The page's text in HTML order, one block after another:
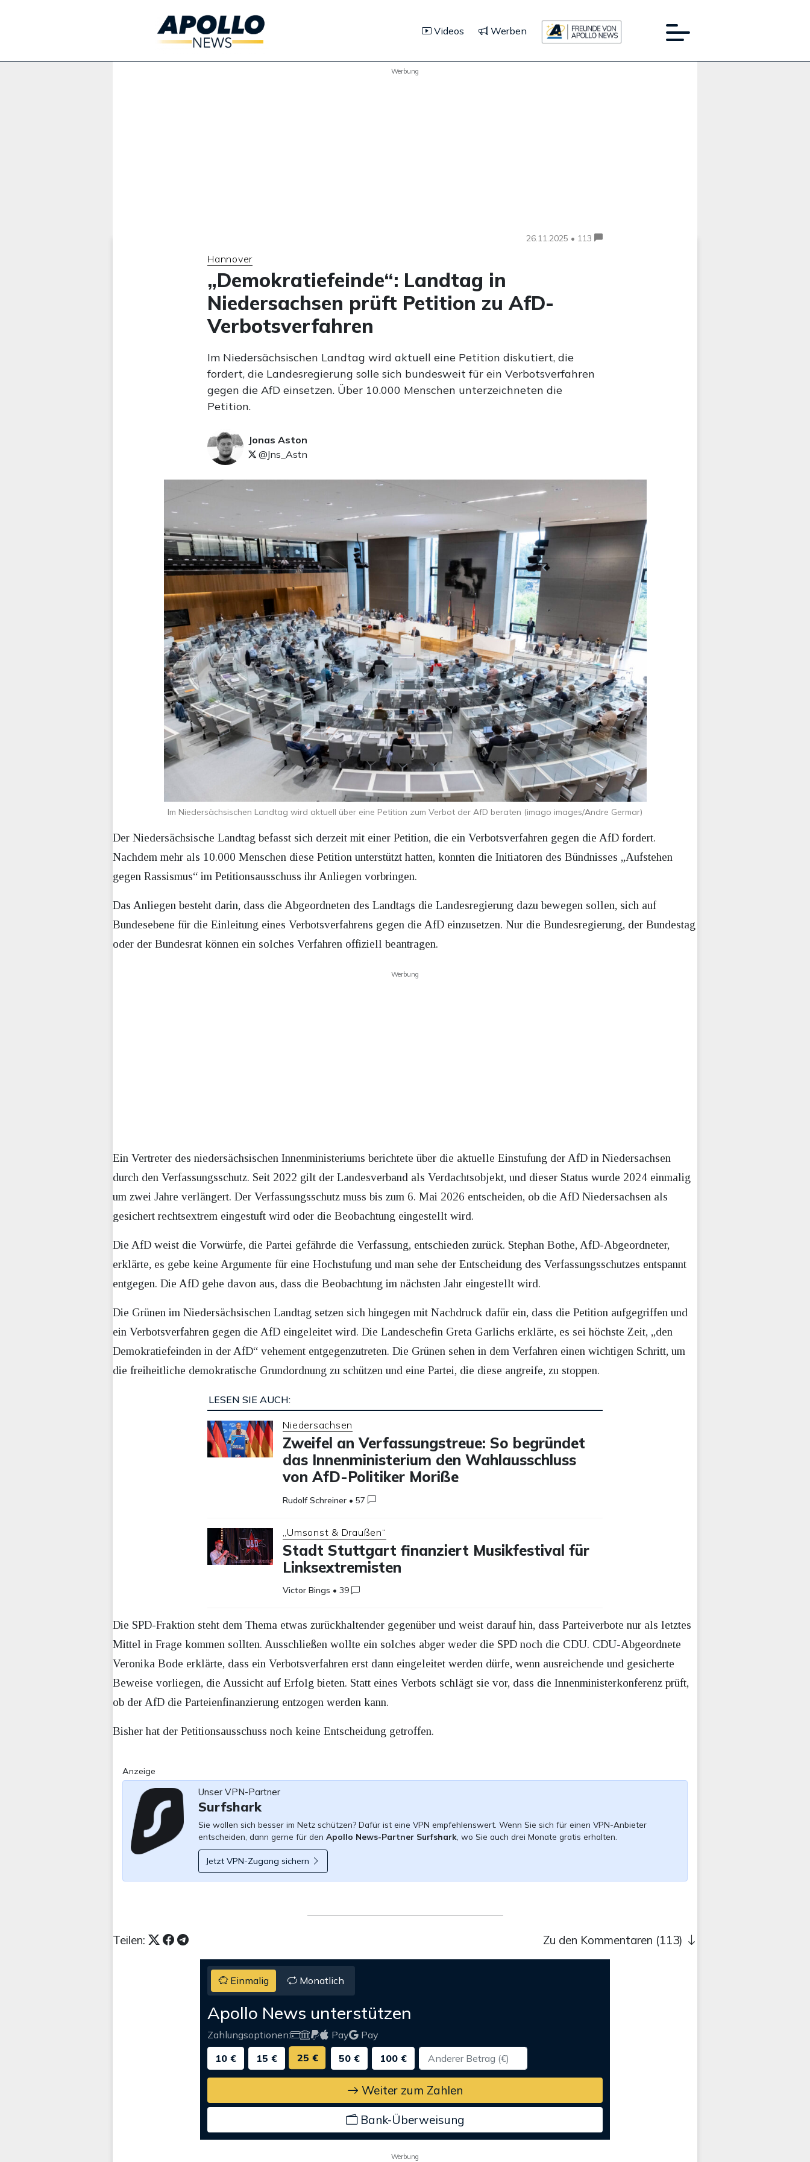
Videos Werben
Werbung
26.11.2025 • 113
Hannover
„Demokratiefeinde“: Landtag in
Niedersachsen prüft Petition zu AfD-
Verbotsverfahren
Im Niedersächsischen Landtag wird aktuell eine Petition diskutiert, die
fordert, die Landesregierung solle sich bundesweit für ein Verbotsverfahren
gegen die AfD einsetzen. Über 10.000 Menschen unterzeichneten die
Petition.
Jonas Aston
@Jns_Astn
Im Niedersächsischen Landtag wird aktuell über eine Petition zum Verbot der AfD beraten (imago images/Andre Germar)
Der Niedersächsische Landtag befasst sich derzeit mit einer Petition, die ein Verbotsverfahren gegen die AfD fordert.
Nachdem mehr als 10.000 Menschen diese Petition unterstützt hatten, konnten die Initiatoren des Bündnisses „Aufstehen
gegen Rassismus“ im Petitionsausschuss ihr Anliegen vorbringen.
Das Anliegen besteht darin, dass die Abgeordneten des Landtags die Landesregierung dazu bewegen sollen, sich auf
Bundesebene für die Einleitung eines Verbotsverfahrens gegen die AfD einzusetzen. Nur die Bundesregierung, der Bundestag
oder der Bundesrat können ein solches Verfahren offiziell beantragen.
Werbung
Ein Vertreter des niedersächsischen Innenministeriums berichtete über die aktuelle Einstufung der AfD in Niedersachsen
durch den Verfassungsschutz. Seit 2022 gilt der Landesverband als Verdachtsobjekt, und dieser Status wurde 2024 einmalig
um zwei Jahre verlängert. Der Verfassungsschutz muss bis zum 6. Mai 2026 entscheiden, ob die AfD Niedersachsen als
gesichert rechtsextrem eingestuft wird oder die Beobachtung eingestellt wird.
Die AfD weist die Vorwürfe, die Partei gefährde die Verfassung, entschieden zurück. Stephan Bothe, AfD-Abgeordneter,
erklärte, es gebe keine Argumente für eine Hochstufung und man sehe der Entscheidung des Verfassungsschutzes entspannt
entgegen. Die AfD gehe davon aus, dass die Beobachtung im nächsten Jahr eingestellt wird.
Die Grünen im Niedersächsischen Landtag setzen sich hingegen mit Nachdruck dafür ein, dass die Petition aufgegriffen und
ein Verbotsverfahren gegen die AfD eingeleitet wird. Die Landeschefin Greta Garlichs erklärte, es sei höchste Zeit, „den
Demokratiefeinden in der AfD“ vehement entgegenzutreten. Die Grünen sehen in dem Verfahren einen wichtigen Schritt, um
die freiheitliche demokratische Grundordnung zu schützen und eine Partei, die diese angreife, zu stoppen.
LESEN SIE AUCH:
Niedersachsen
Zweifel an Verfassungstreue: So begründet
das Innenministerium den Wahlausschluss
von AfD-Politiker Moriße
Rudolf Schreiner •57
„Umsonst & Draußen“
Stadt Stuttgart finanziert Musikfestival für
Linksextremisten
Victor Bings •39
Die SPD-Fraktion steht dem Thema etwas zurückhaltender gegenüber und weist darauf hin, dass Parteiverbote nur als letztes
Mittel in Frage kommen sollten. Ausschließen wollte ein solches abger weder die SPD noch die CDU. CDU-Abgeordnete
Veronika Bode erklärte, dass ein Verbotsverfahren erst dann eingeleitet werden dürfe, wenn ausreichende und gesicherte
Beweise vorliegen, die Aussicht auf Erfolg bieten. Statt eines Verbots schlägt sie vor, dass die Innenministerkonferenz prüft,
ob der AfD die Parteienfinanzierung entzogen werden kann.
Bisher hat der Petitionsausschuss noch keine Entscheidung getroffen.
Anzeige
Unser VPN-Partner
Surfshark
Sie wollen sich besser im Netz schützen? Dafür ist eine VPN empfehlenswert. Wenn Sie sich für einen VPN-Anbieter
entscheiden, dann gerne für den Apollo News-Partner Surfshark, wo Sie auch drei Monate gratis erhalten.
Jetzt VPN-Zugang sichern
Teilen: Zu den Kommentaren (113)
Einmalig Monatlich
Apollo News unterstützen
Zahlungsoptionen: Pay
Pay
10 €
15 € 25 € 50 € 100 €
Weiter zum Zahlen
Bank-Überweisung
Werbung